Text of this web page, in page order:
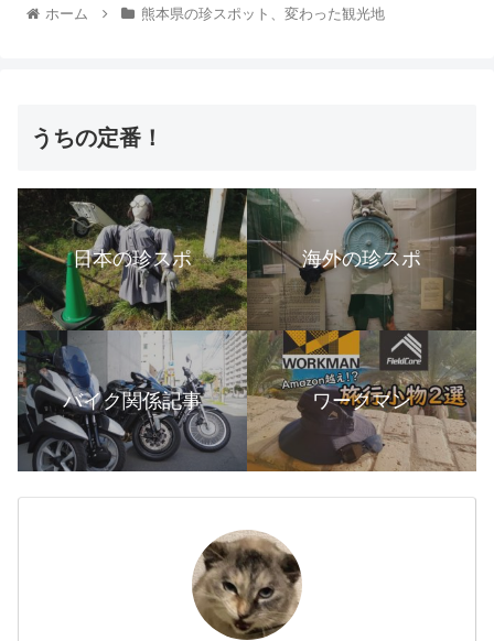
ホーム 熊本県の珍スポット、変わった観光地
うちの定番！
日本の珍スポ 海外の珍スポ
バイク関係記事 ワークマン